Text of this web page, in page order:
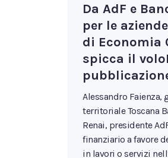
Da AdF e
per le
di Economia
spicca il
Alessandro Faienza,
territoriale Toscana
Renai, presidente
finanziario a favore
in lavori o servizi